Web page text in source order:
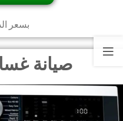
بسعر
صيانة